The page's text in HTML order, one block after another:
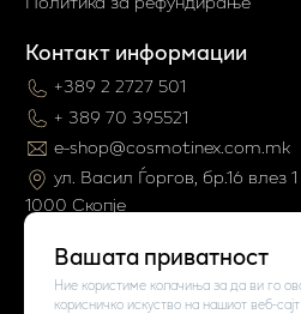
Вашата приватност
Ние користиме колачиња за да ви го
корисничко искуство на нашиот веб-сајт
Контакт информации
+389 2 2727 501
+ 389 70 395521
e-shop@cosmotinex.com.mk
ул. Васил Ѓоргов, бр.16
1000 Скопје